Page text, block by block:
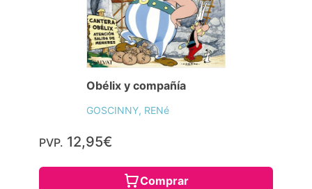
Obélix y compañía
GOSCINNY, RENé
PVP. 12,95€
Comprar